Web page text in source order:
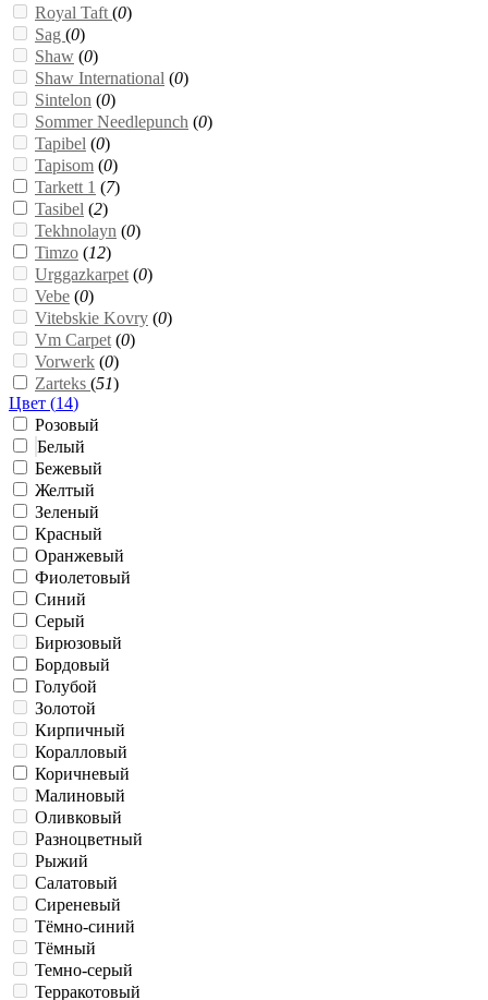
Royal Taft (0)
Sag (0)
Shaw (0)
Shaw International (0)
Sintelon (0)
Sommer Needlepunch (0)
Tapibel (0)
Tapisom (0)
Tarkett 1 (7)
Tasibel (2)
Tekhnolayn (0)
Timzo (12)
Urggazkarpet (0)
Vebe (0)
Vitebskie Kovry (0)
Vm Carpet (0)
Vorwerk (0)
Zarteks (51)
Цвет (14)
Розовый
Белый
Бежевый
Желтый
Зеленый
Красный
Оранжевый
Фиолетовый
Синий
Серый
Бирюзовый
Бордовый
Голубой
Золотой
Кирпичный
Коралловый
Коричневый
Малиновый
Оливковый
Разноцветный
Рыжий
Салатовый
Сиреневый
Тёмно-синий
Тёмный
Темно-серый
Терракотовый